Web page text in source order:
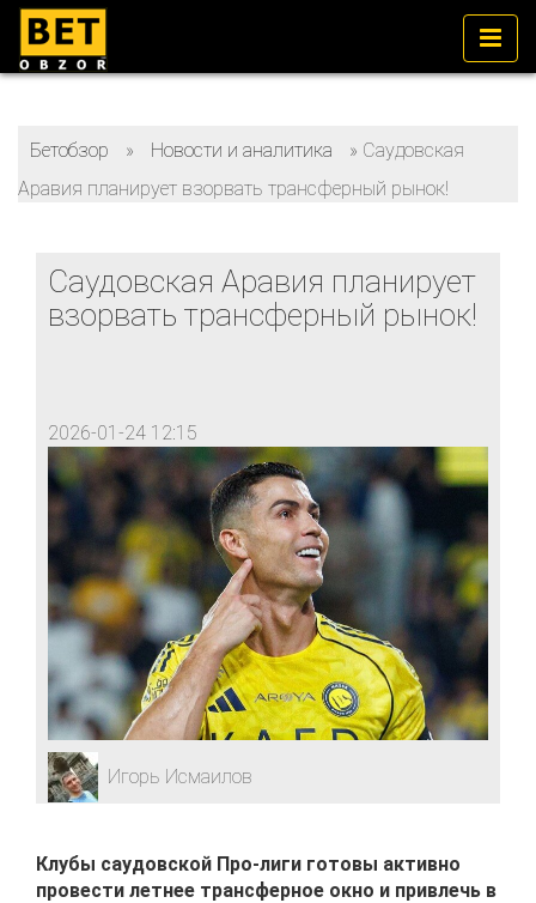
Бетобзор » Новости и аналитика » Саудовская
Аравия планирует взорвать трансферный рынок!
Саудовская Аравия планирует
взорвать трансферный рынок!
2026-01-24 12:15
Игорь Исмаилов
Клубы саудовской Про-лиги готовы активно
провести летнее трансферное окно и привлечь в